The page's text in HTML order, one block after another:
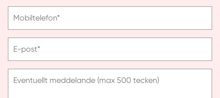
ange
Mobiltelefon*
ange
post
E-post*
Eventuellt meddelande (max 500 tecken)